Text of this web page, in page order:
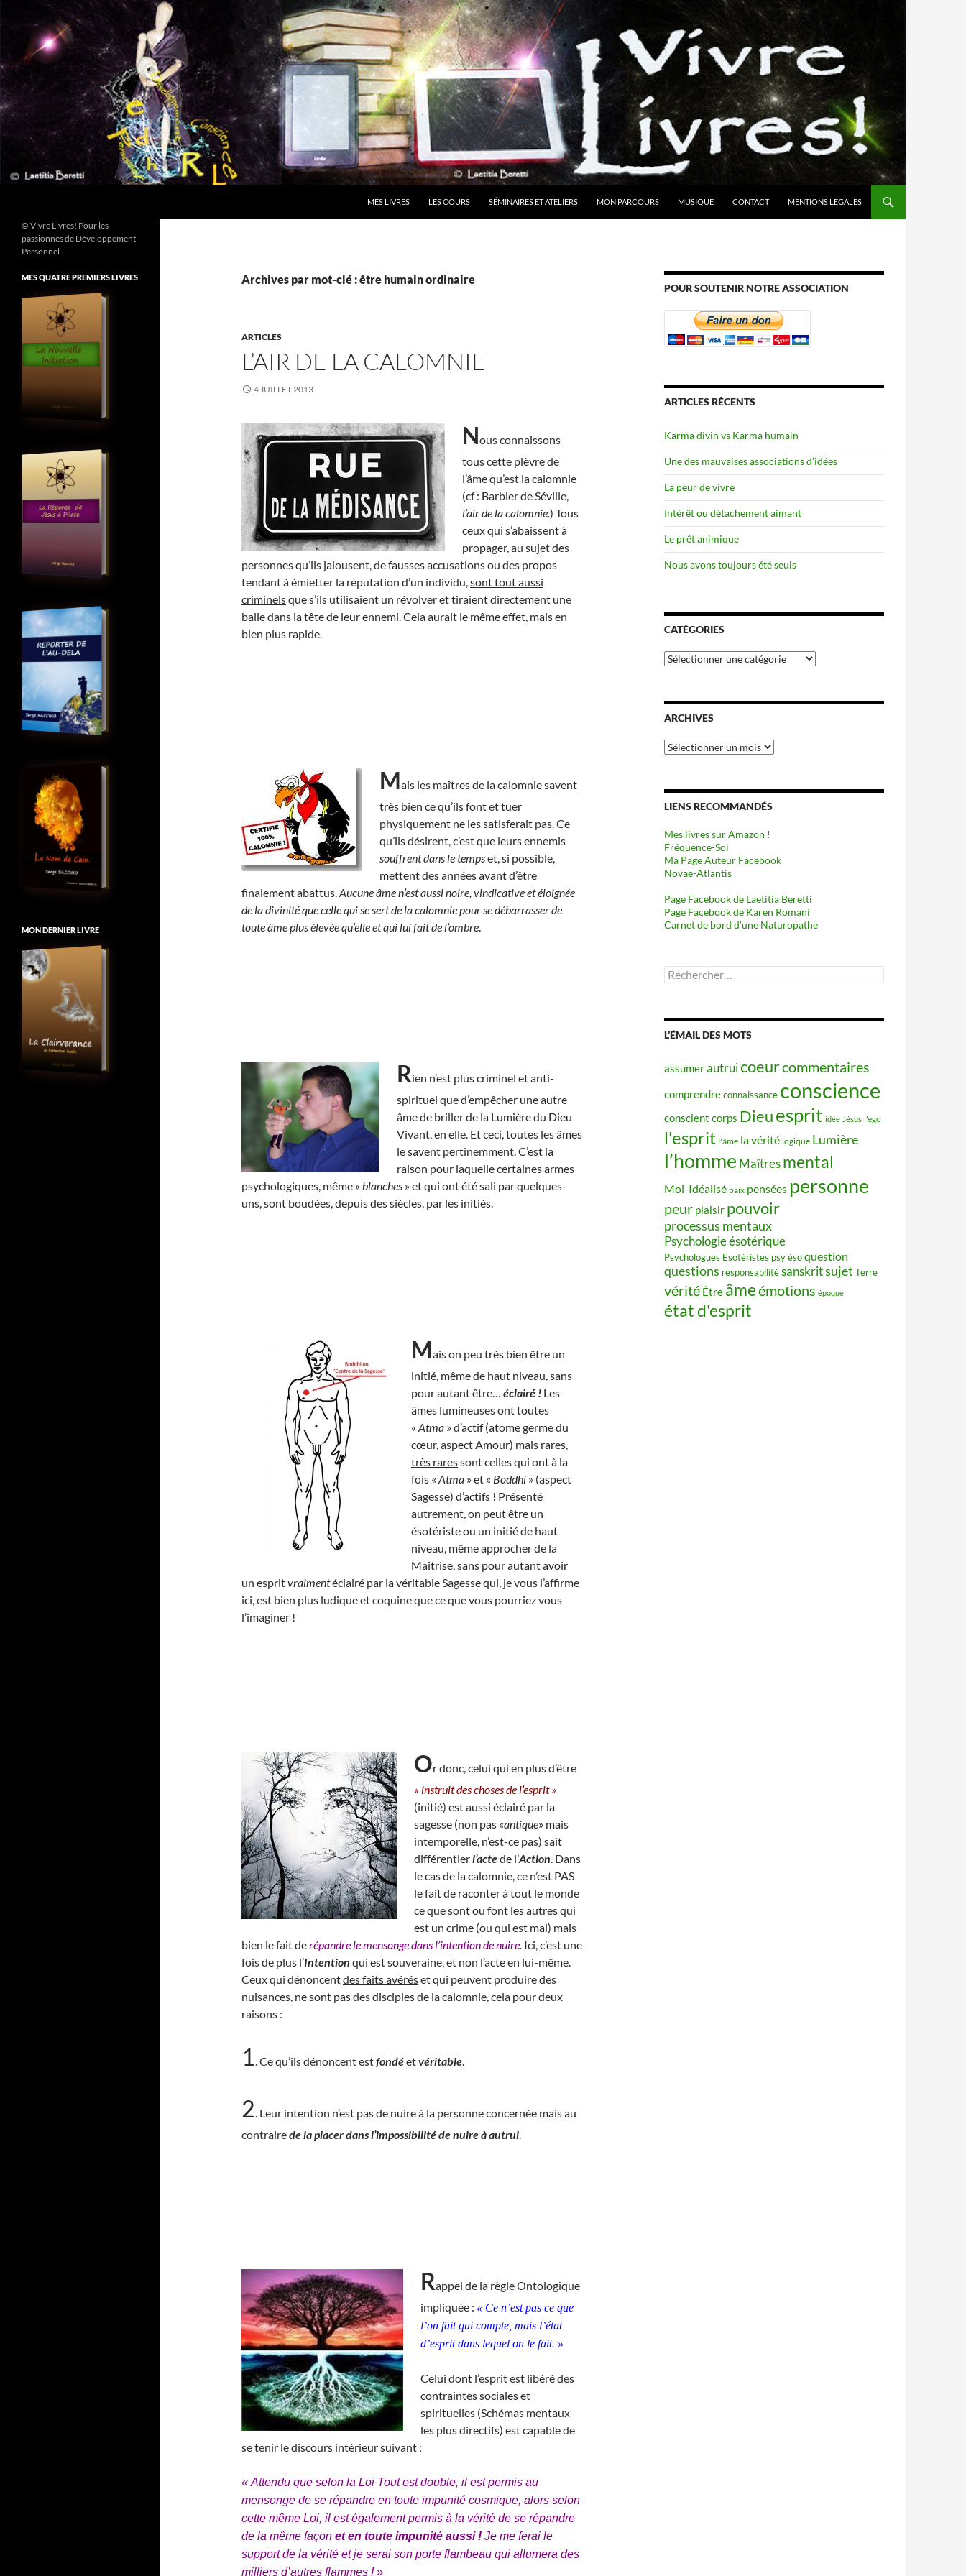
contenu
MES LIVRES LES COURS SÉMINAIRES ET ATELIERS MON PARCOURS MUSIQUE CONTACT MENTIONS LÉGALES
Archives par mot-clé : être humain ordinaire
ARTICLES
L’AIR DE LA CALOMNIE
4 JUILLET 2013
Nous connaissons
tous cette plèvre de
l’âme qu’est la calomnie
(cf : Barbier de Séville,
l’air de la calomnie.) Tous
ceux qui s’abaissent à
propager, au sujet des
personnes qu’ils jalousent, de fausses accusations ou des propos
tendant à émietter la réputation d’un individu,sont tout aussi
criminelsque s’ils utilisaient un révolver et tiraient directement une
balle dans la tête de leur ennemi. Cela aurait le même effet, mais en
bien plus rapide.
Mais les maîtres de la calomnie savent
très bien ce qu’ils font et tuer
physiquement ne les satisferait pas. Ce
qu’ils désirent, c’est que leurs ennemis
souffrent dans le tempset, si possible,
mettent des années avant d’être
finalement abattus.Aucune âme n’est aussi noire, vindicative et éloignée
de la divinité que celle qui se sert de la calomnie pour se débarrasser de
toute âme plus élevée qu’elle et qui lui fait de l’ombre.
Rien n’est plus criminel et anti-
spirituel que d’empêcher une autre
âme de briller de la Lumière du Dieu
Vivant, en elle. Et ceci, toutes les âmes
le savent pertinemment. C’est la
raison pour laquelle certaines armes
psychologiques, même « blanches » et qui ont été sali par quelques-
uns, sont boudées, depuis des siècles, par les initiés.
Mais on peu très bien être un
initié, même de haut niveau, sans
pour autant être… éclairé ! Les
âmes lumineuses ont toutes
« Atma » d’actif (atome germe du
cœur, aspect Amour) mais rares,
très raressont celles qui ont à la
fois « Atma » et « Boddhi » (aspect
Sagesse) d’actifs ! Présenté
autrement, on peut être un
ésotériste ou un initié de haut
niveau, même approcher de la
Maîtrise, sans pour autant avoir
un espritvraimentéclairé par la véritable Sagesse qui, je vous l’affirme
ici, est bien plus ludique et coquine que ce que vous pourriez vous
l’imaginer !
Or donc, celui qui en plus d’être
« instruit des choses de l’esprit »
(initié) est aussi éclairé par la
sagesse (non pas «antique» mais
intemporelle, n’est-ce pas) sait
différentierl’actede l’Action. Dans
le cas de la calomnie, ce n’est PAS
le fait de raconter à tout le monde
ce que sont ou font les autres qui
est un crime (ou qui est mal) mais
bien le fait derépandre le mensonge dans l’intention de nuire. Ici, c’est une
fois de plus l’Intention qui est souveraine, et non l’acte en lui-même.
Ceux qui dénoncentdes faits avéréset qui peuvent produire des
nuisances, ne sont pas des disciples de la calomnie, cela pour deux
raisons :
1. Ce qu’ils dénoncent estfondéetvéritable.
2. Leur intention n’est pas de nuire à la personne concernée mais au
contrairede la placer dans l’impossibilité de nuire à autrui.
Rappel de la règle Ontologique
impliquée : « Ce n’est pas ce que
l’on fait qui compte, mais l’état
d’esprit dans lequel on le fait. »
Celui dont l’esprit est libéré des
contraintes sociales et
spirituelles (Schémas mentaux
les plus directifs) est capable de
se tenir le discours intérieur suivant :
« Attendu que selon la Loi Tout est double, il est permis au
mensonge de se répandre en toute impunité cosmique, alors selon
cette même Loi, il est également permis à la vérité de se répandre
de la même façon et en toute impunité aussi ! Je me ferai le
support de la vérité et je serai son porte flambeau qui allumera des
milliers d’autres flammes ! »
POUR SOUTENIR NOTRE ASSOCIATION
ARTICLES RÉCENTS
Karma divin vs Karma humain
Une des mauvaises associations d’idées
La peur de vivre
Intérêt ou détachement aimant
Le prêt animique
Nous avons toujours été seuls
CATÉGORIES
Catégories
ARCHIVES
Archives
LIENS RECOMMANDÉS
Mes livres sur Amazon !
Fréquence-Soi
Ma Page Auteur Facebook
Novae-Atlantis
Page Facebook de Laetitia Beretti
Page Facebook de Karen Romani
Carnet de bord d’une Naturopathe
Rechercher :
L’ÉMAIL DES MOTS
assumerautruicoeurcommentaires
comprendreconnaissance conscience
conscient corps Dieuesprit idée Jésus l'ego
l'esprit l'âme la vérité logique Lumière
l’homme Maîtres mental
Moi-Idéalisé paix pensées personne
peur plaisir pouvoir
processus mentaux
Psychologie ésotérique
Psychologues Esotéristes psy ésoquestion
questions responsabilitésanskritsujet Terre
vérité Être âmeémotions époque
état d'esprit
© Vivre Livres! Pour les
passionnés de Développement
Personnel
MES QUATRE PREMIERS LIVRES
MON DERNIER LIVRE